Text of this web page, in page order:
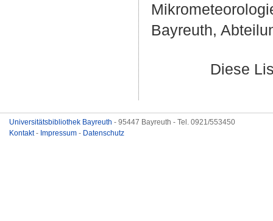
Bayreuth,
Diese
Universitätsbibliothek Bayreuth - 95447 Bayreuth - Tel. 0921/553450
Kontakt- Impressum - Datenschutz